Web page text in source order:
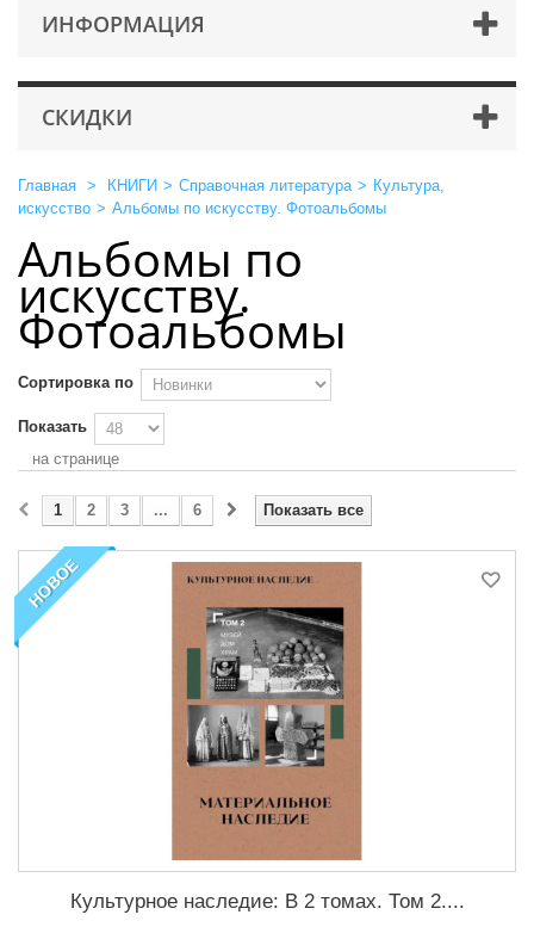
ИНФОРМАЦИЯ
СКИДКИ
Главная > КНИГИ > Справочная литература > Культура,
искусство > Альбомы по искусству. Фотоальбомы
Альбомы по
искусству.
Фотоальбомы
Сортировка по
Показать
на странице
Показать все
1 2 3 ... 6
НОВОЕ
Культурное наследие: В 2 томах. Том 2....